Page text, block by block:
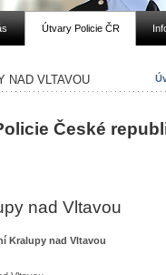
Útvary Policie ČR
NAD VLTAVOU
České
nad Vltavou
Kralupy nad Vltavou